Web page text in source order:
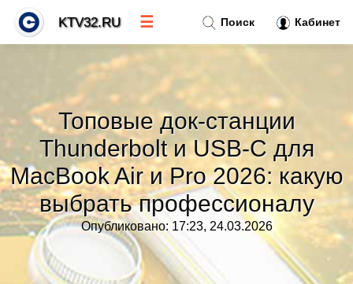
Топовые док-станции
Thunderbolt и USB-C для
MacBook Air и Pro 2026: какую
выбрать профессионалу
Опубликовано: 17:23, 24.03.2026
Поиск Кабинет
KTV32.RU ☰
Тренды новостей»
Рубрики»
Правила»
Контакт»